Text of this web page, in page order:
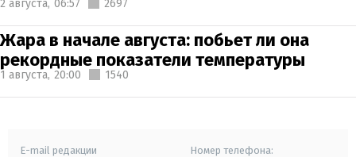
2 августа, 06:57 2697
Жара в начале августа: побьет ли она
рекордные показатели температуры
1 августа, 20:00 1540
E-mail редакции Номер телефона: